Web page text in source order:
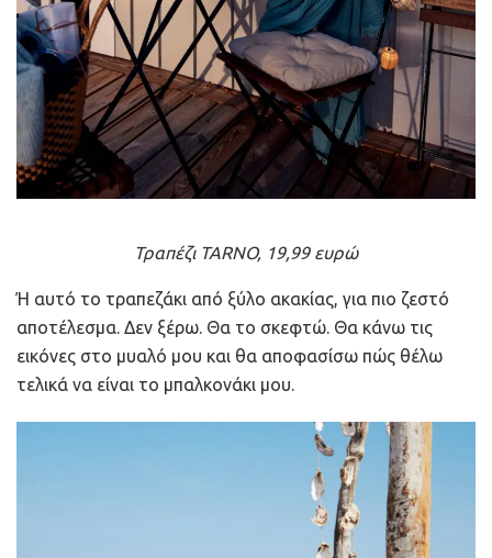
Τραπέζι TARNO, 19,99 ευρώ
Ή αυτό το τραπεζάκι από ξύλο ακακίας, για πιο ζεστό
αποτέλεσμα. Δεν ξέρω. Θα το σκεφτώ. Θα κάνω τις
εικόνες στο μυαλό μου και θα αποφασίσω πώς θέλω
τελικά να είναι το μπαλκονάκι μου.